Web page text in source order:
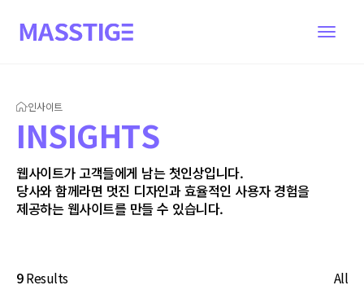
인사이트
INSIGHTS
웹사이트가 고객들에게 남는 첫인상입니다.
당사와 함께라면 멋진 디자인과 효율적인 사용자 경험을
제공하는 웹사이트를 만들 수 있습니다.
9Results All